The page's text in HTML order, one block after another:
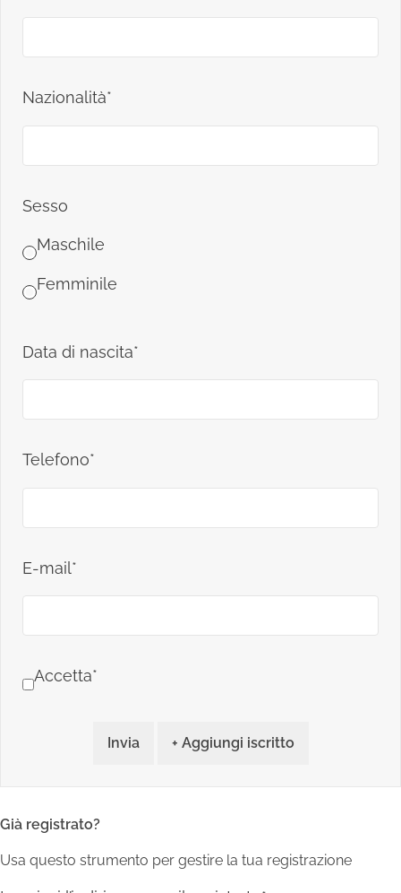
Nazionalità*
Sesso
Maschile
Femminile
Data di nascita*
Telefono*
E-mail*
Accetta*
Invia + Aggiungi iscritto
Già registrato?
Usa questo strumento per gestire la tua registrazione